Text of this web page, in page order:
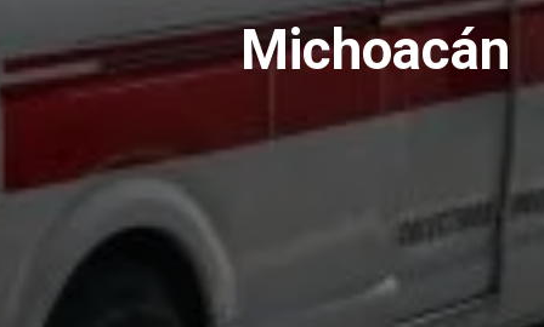
Michoacán